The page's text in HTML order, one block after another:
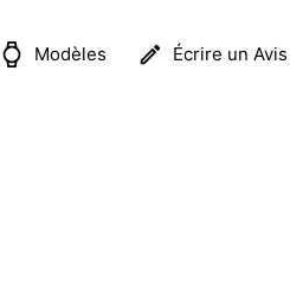
Modèles Écrire un Avis